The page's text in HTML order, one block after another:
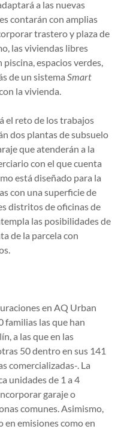
a las nuevas
contarán con amplias
trastero y plaza de
las viviendas libres
espacios verdes,
de un sistema Smart
la vivienda.
el reto de los trabajos
dos plantas de subsuelo
que atenderán a la
con el que cuenta
está diseñado para la
con una superficie de
distritos de oficinas de
las posibilidades de
de la parcela con
en AQ Urban
familias las que han
a las que en las
50 dentro en sus 141
comercializadas-. La
unidades de 1 a 4
garaje o
comunes. Asimismo,
en emisiones como en